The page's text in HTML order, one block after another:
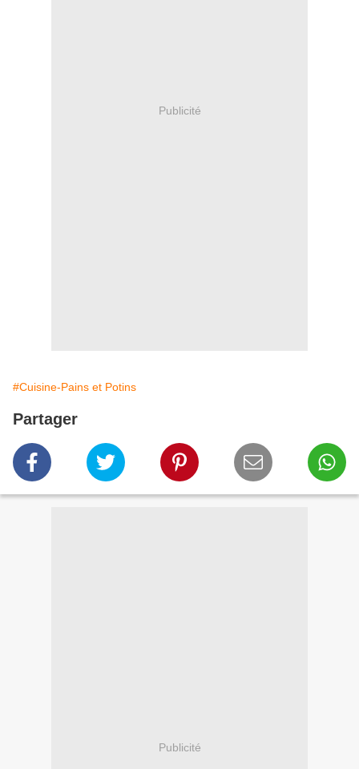
Publicité
#Cuisine-Pains et Potins
Partager
Publicité